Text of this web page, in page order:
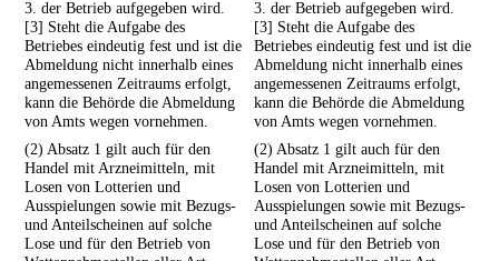
3. der Betrieb aufgegeben wird.
[3] Steht die Aufgabe des
Betriebes eindeutig fest und ist die
Abmeldung nicht innerhalb eines
angemessenen Zeitraums erfolgt,
kann die Behörde die Abmeldung
von Amts wegen vornehmen.
3. der Betrieb aufgegeben wird.
[3] Steht die Aufgabe des
Betriebes eindeutig fest und ist die
Abmeldung nicht innerhalb eines
angemessenen Zeitraums erfolgt,
kann die Behörde die Abmeldung
von Amts wegen vornehmen.
(2) Absatz 1 gilt auch für den
Handel mit Arzneimitteln, mit
Losen von Lotterien und
Ausspielungen sowie mit Bezugs-
und Anteilscheinen auf solche
Lose und für den Betrieb von
(2) Absatz 1 gilt auch für den
Handel mit Arzneimitteln, mit
Losen von Lotterien und
Ausspielungen sowie mit Bezugs-
und Anteilscheinen auf solche
Lose und für den Betrieb von